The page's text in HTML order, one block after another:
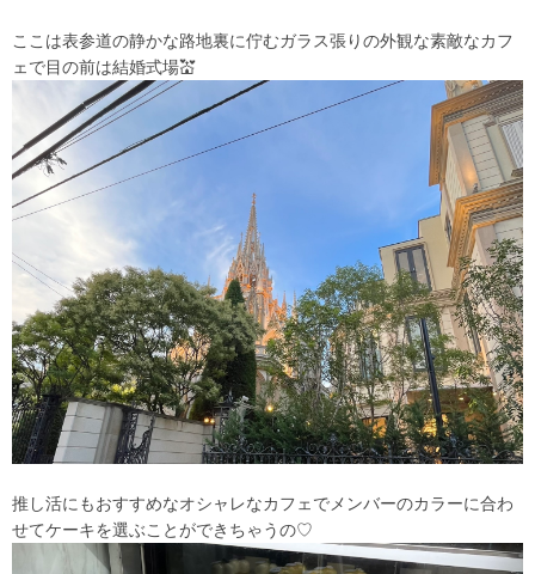
ここは表参道の静かな路地裏に佇むガラス張りの外観な素敵なカフ
ェで目の前は結婚式場💒
推し活にもおすすめなオシャレなカフェでメンバーのカラーに合わ
せてケーキを選ぶことができちゃうの♡